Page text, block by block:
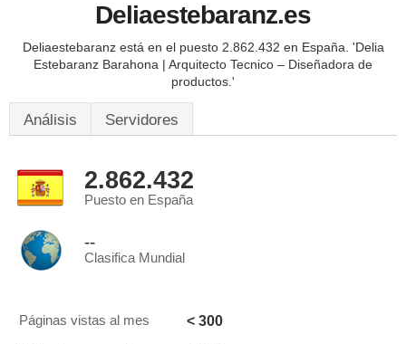
Deliaestebaranz.es
Deliaestebaranz está en el puesto 2.862.432 en España. 'Delia
Estebaranz Barahona | Arquitecto Tecnico – Diseñadora de
productos.'
Análisis Servidores
2.862.432
Puesto en España
--
Clasifica Mundial
Páginas vistas al mes < 300